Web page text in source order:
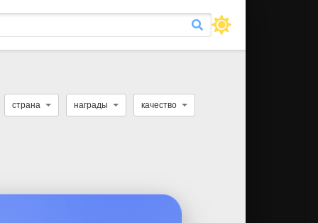
страна награды качество